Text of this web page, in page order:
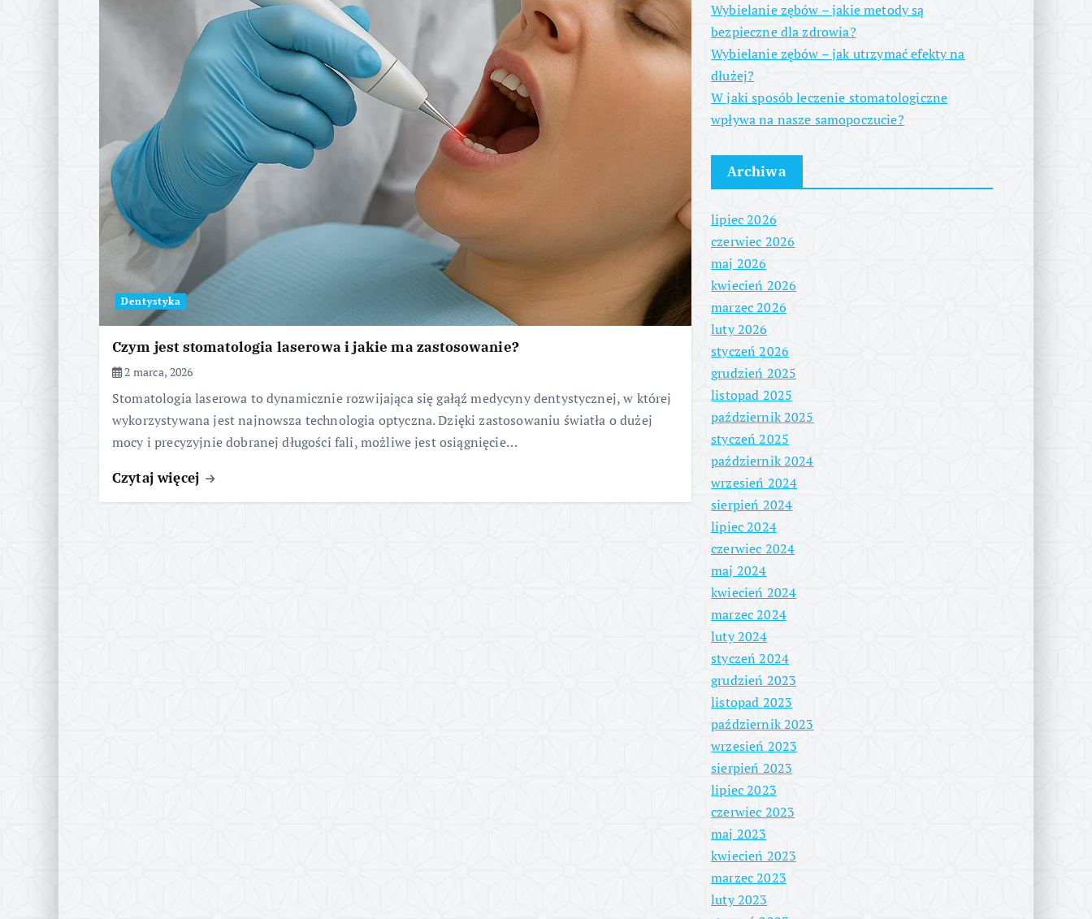
Dentystyka
Czym jest stomatologia laserowa i jakie ma zastosowanie?
2 marca, 2026
Stomatologia laserowa to dynamicznie rozwijająca się gałąź medycyny dentystycznej, w której
wykorzystywana jest najnowsza technologia optyczna. Dzięki zastosowaniu światła o dużej
mocy i precyzyjnie dobranej długości fali, możliwe jest osiągnięcie…
Czytaj więcej
Wybielanie zębów – jakie metody są
bezpieczne dla zdrowia?
Wybielanie zębów – jak utrzymać efekty na
dłużej?
W jaki sposób leczenie stomatologiczne
wpływa na nasze samopoczucie?
Archiwa
lipiec 2026
czerwiec 2026
maj 2026
kwiecień 2026
marzec 2026
luty 2026
styczeń 2026
grudzień 2025
listopad 2025
październik 2025
styczeń 2025
październik 2024
wrzesień 2024
sierpień 2024
lipiec 2024
czerwiec 2024
maj 2024
kwiecień 2024
marzec 2024
luty 2024
styczeń 2024
grudzień 2023
listopad 2023
październik 2023
wrzesień 2023
sierpień 2023
lipiec 2023
czerwiec 2023
maj 2023
kwiecień 2023
marzec 2023
luty 2023